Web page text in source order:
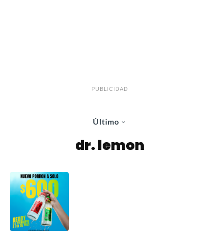
PUBLICIDAD
Último
dr. lemon